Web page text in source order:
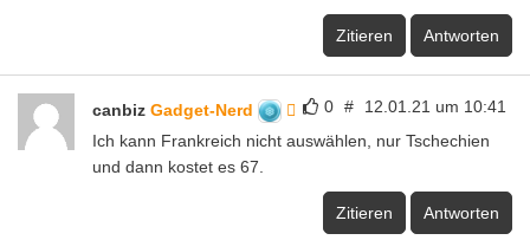
Zitieren Antworten
0 # 12.01.21 um 10:41
canbiz Gadget-Nerd
Ich kann Frankreich nicht auswählen, nur Tschechien
und dann kostet es 67.
Zitieren Antworten